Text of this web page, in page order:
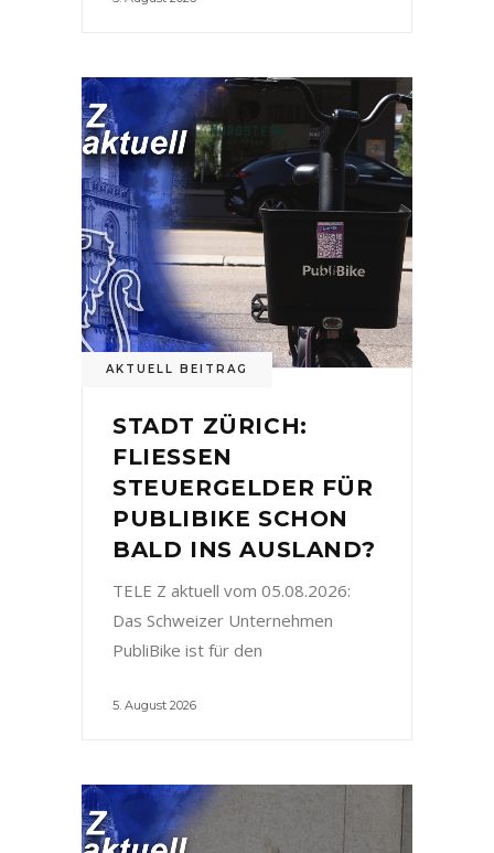
AKTUELL BEITRAG
STADT ZÜRICH:
FLIESSEN
STEUERGELDER FÜR
PUBLIBIKE SCHON
BALD INS AUSLAND?
TELE Z aktuell vom 05.08.2026:
Das Schweizer Unternehmen
PubliBike ist für den
5. August 2026